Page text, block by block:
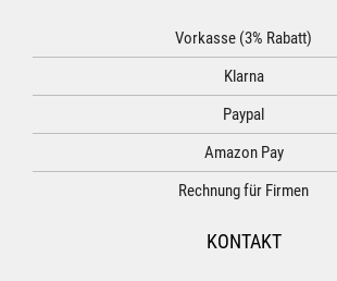
Vorkasse (3% Rabatt)
Klarna
Paypal
Amazon Pay
Rechnung für Firmen
KONTAKT